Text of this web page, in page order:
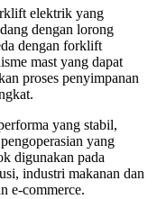
elektrik yang
dengan lorong
dengan forklift
mast yang dapat
proses penyimpanan
yang stabil,
yang
digunakan pada
industri makanan dan
e-commerce.